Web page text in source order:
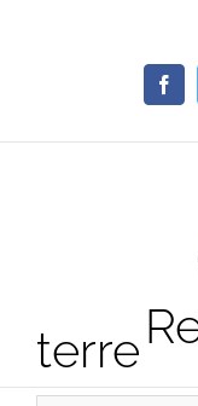
terre